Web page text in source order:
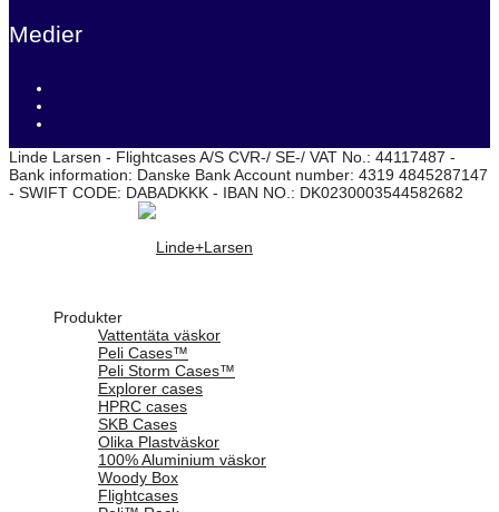
Medier
Linde Larsen - Flightcases A/S CVR-/ SE-/ VAT No.: 44117487 -
Bank information: Danske Bank Account number: 4319 4845287147
- SWIFT CODE: DABADKKK - IBAN NO.: DK0230003544582682
Produkter
Vattentäta väskor
Peli Cases™
Peli Storm Cases™
Explorer cases
HPRC cases
SKB Cases
Olika Plastväskor
100% Aluminium väskor
Woody Box
Flightcases